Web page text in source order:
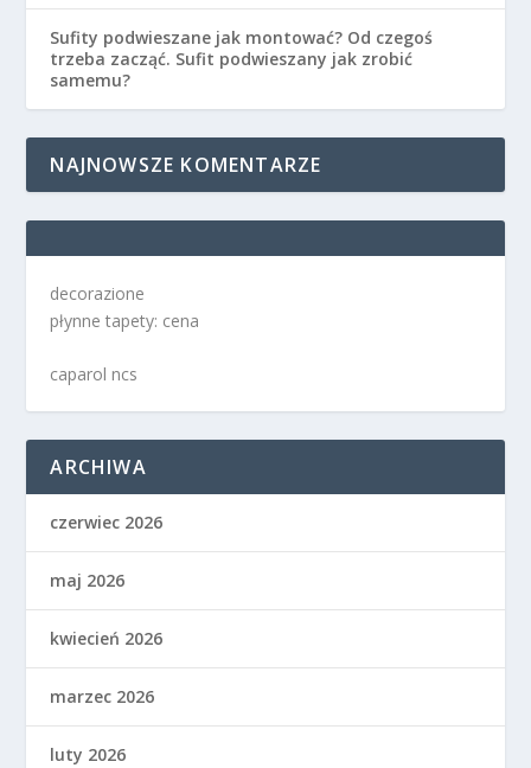
Sufity podwieszane jak montować? Od czegoś
trzeba zacząć. Sufit podwieszany jak zrobić
samemu?
NAJNOWSZE KOMENTARZE
decorazione
płynne tapety: cena
caparol ncs
ARCHIWA
czerwiec 2026
maj 2026
kwiecień 2026
marzec 2026
luty 2026